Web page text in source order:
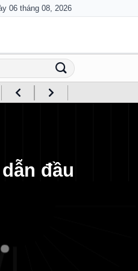
06 tháng 08, 2026
đầu